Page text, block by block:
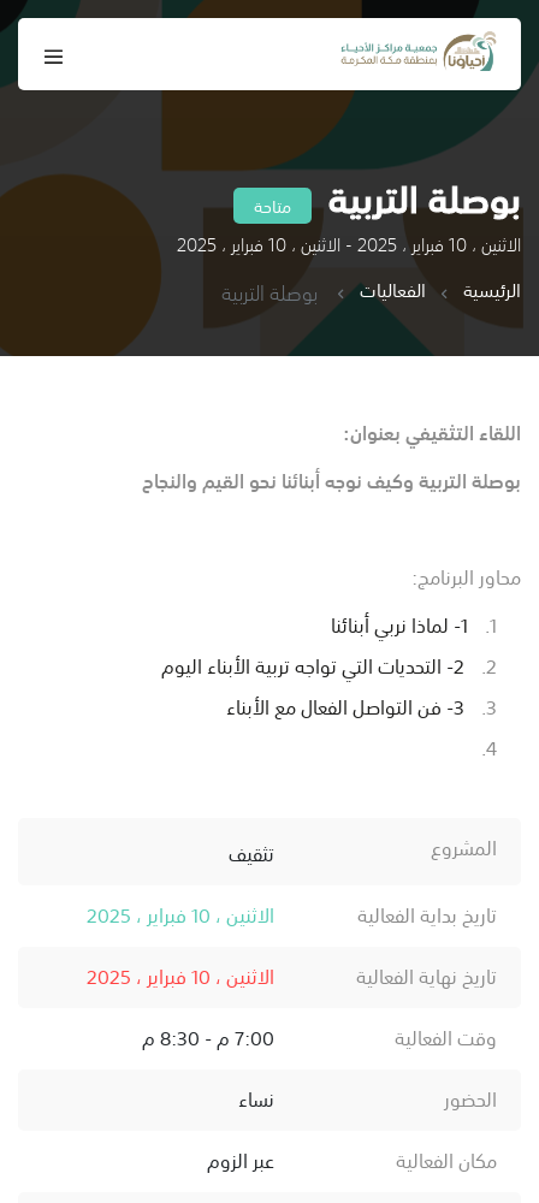
بوصلة التربية متاحة
الاثنين ، 10 فبراير ، 2025 - الاثنين ، 10 فبراير ، 2025
الرئيسية
الفعاليات بوصلة التربية
اللقاء التثقيفي بعنوان:
بوصلة التربية وكيف نوجه أبنائنا نحو القيم والنجاح
محاور البرنامج:
1- لماذا نربي أبنائنا
2- التحديات التي تواجه تربية الأبناء اليوم
3- فن التواصل الفعال مع الأبناء
المشروع
تثقيف
تاريخ بداية الفعالية
الاثنين ، 10 فبراير ، 2025
تاريخ نهاية الفعالية
الاثنين ، 10 فبراير ، 2025
وقت الفعالية
7:00 م - 8:30 م
الحضور
نساء
مكان الفعالية
عبر الزوم